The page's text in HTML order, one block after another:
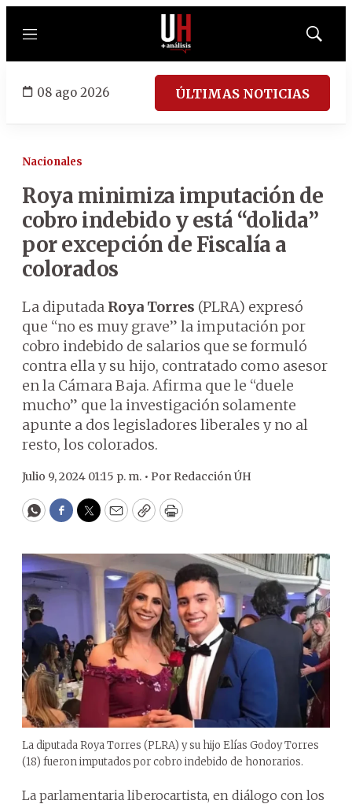
Menú
Mostrar
08 ago 2026 ÚLTIMAS NOTICIAS
Nacionales
Roya minimiza imputación de
cobro indebido y está “dolida”
por excepción de Fiscalía a
colorados
La diputada Roya Torres (PLRA) expresó
que “no es muy grave” la imputación por
cobro indebido de salarios que se formuló
contra ella y su hijo, contratado como asesor
en la Cámara Baja. Afirma que le “duele
mucho” que la investigación solamente
apunte a dos legisladores liberales y no al
resto, los colorados.
Julio 9, 2024 01:15 p. m. • Por Redacción ÚH
WhatsApp
Facebook
Twitter
EmailCopyPrint
La diputada Roya Torres (PLRA) y su hijo Elías Godoy Torres
(18) fueron imputados por cobro indebido de honorarios.
La parlamentaria liberocartista, en diálogo con los